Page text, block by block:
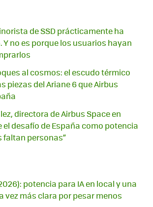
de SSD prácticamente ha
no es porque los usuarios hayan
al cosmos: el escudo térmico
piezas del Ariane 6 que Airbus
directora de Airbus Space en
el desafío de España como potencia
faltan personas”
potencia para IA en local y una
vez más clara por pesar menos